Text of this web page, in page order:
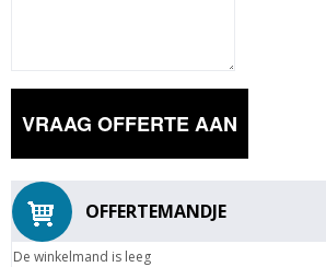
OFFERTEMANDJE
De winkelmand is leeg